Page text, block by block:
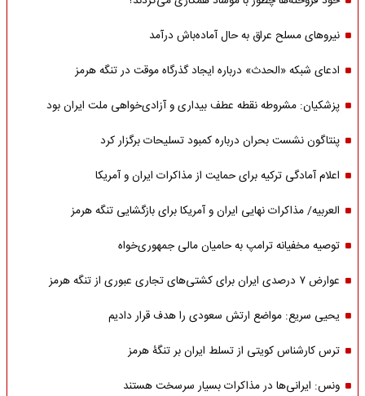
نیروهای مسلح عراق به حال آماده‌باش درآمد
ادعای شبکه «الحدث» درباره ایجاد گذرگاه موقت در تنگه هرمز
پزشکیان: مشروطه نقطه عطف بیداری و آزادی‌خواهی ملت ایران بود
پنتاگون نشست بحران درباره کمبود تسلیحات برگزار کرد
اعلام آمادگی ترکیه برای حمایت از مذاکرات ایران و آمریکا
العربیه/ مذاکرات نهایی ایران و آمریکا برای بازگشایی تنگه هرمز
توصیه مخفیانه ترامپ به حامیان مالی جمهوری‌خواه
عوارض ۷ درصدی ایران برای کشتی‌های تجاری عبوری از تنگه هرمز
یحیی سریع: مواضع ارتش سعودی را هدف قرار دادیم
ترس کارشناس کویتی از تسلط ایران بر تنگۀ هرمز
ونس: ایرانی‌ها در مذاکرات بسیار سرسخت هستند